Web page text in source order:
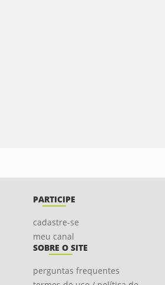
PARTICIPE
cadastre-se
meu canal
SOBRE O SITE
perguntas frequentes